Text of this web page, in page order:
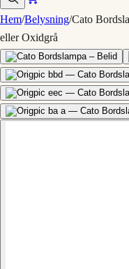
Hem/Belysning/Cato
eller Oxidgrå